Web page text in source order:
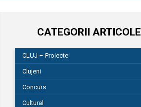
CATEGORII ARTICOLE
CLUJ – Proiecte
Clujeni
Concurs
Cultural